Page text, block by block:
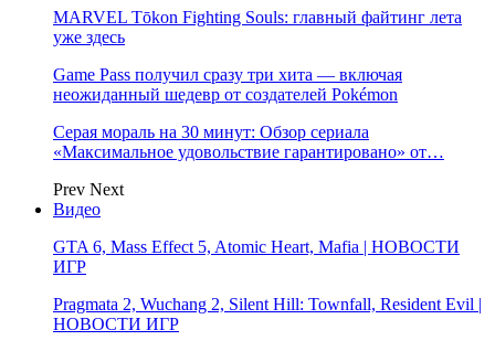
MARVEL Tōkon Fighting Souls: главный файтинг лета
уже здесь
Game Pass получил сразу три хита — включая
неожиданный шедевр от создателей Pokémon
Серая мораль на 30 минут: Обзор сериала
«Максимальное удовольствие гарантировано» от…
Prev Next
Видео
GTA 6, Mass Effect 5, Atomic Heart, Mafia | НОВОСТИ
ИГР
Pragmata 2, Wuchang 2, Silent Hill: Townfall, Resident Evil |
НОВОСТИ ИГР